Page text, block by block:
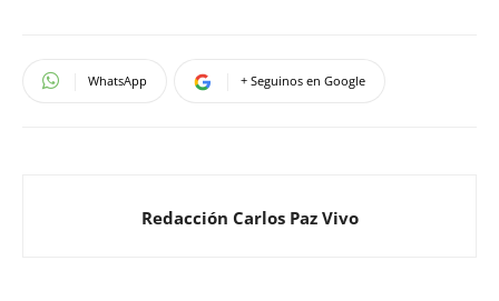
WhatsApp + Seguinos en Google
Redacción Carlos Paz Vivo